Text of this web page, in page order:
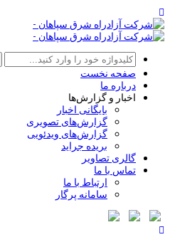
صفحه نخست
درباره ما
اخبار و گزارش‌ها
بایگانی اخبار
گزارش‌های تصویری
گزارش‌های ویدئویی
بریده جراید
گالری تصاویر
تماس با ما
ارتباط با ما
سامانه پرگار